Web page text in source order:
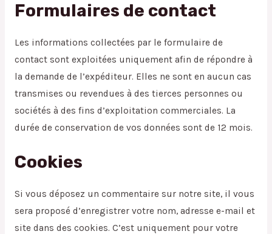
Formulaires de contact
Les informations collectées par le formulaire de
contact sont exploitées uniquement afin de répondre à
la demande de l’expéditeur. Elles ne sont en aucun cas
transmises ou revendues à des tierces personnes ou
sociétés à des fins d’exploitation commerciales. La
durée de conservation de vos données sont de 12 mois.
Cookies
Si vous déposez un commentaire sur notre site, il vous
sera proposé d’enregistrer votre nom, adresse e-mail et
site dans des cookies. C’est uniquement pour votre